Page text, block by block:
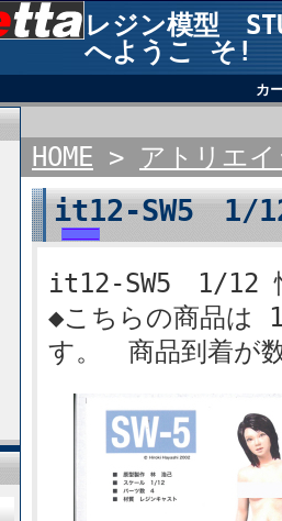
レジン模型
へようこ そ!
カ
HOME > アトリエ
it12-SW5 1/
it12-SW5 1/12
◆こちらの商品は
す。 商品到着が